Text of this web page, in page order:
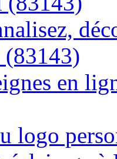
(83143)
en
logo